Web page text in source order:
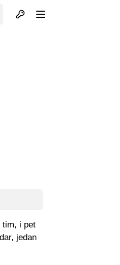
Otvori profil
tim, i pet
jedan